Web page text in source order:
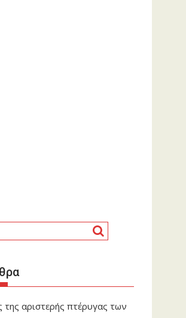
αριστερής πτέρυγας των